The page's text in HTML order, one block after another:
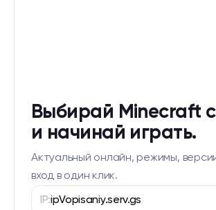
Выбирай Minecraft
и начинай играть.
Актуальный онлайн, режимы,
вход в один клик.
IP:ipVopisaniy.serv.gs